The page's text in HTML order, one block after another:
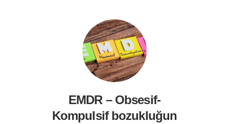
EMDR – Obsesif-
Kompulsif bozukluğun